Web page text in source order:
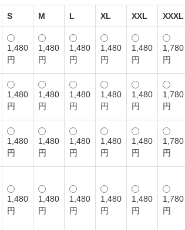
S M L XL XXL XXXL
1,480
円
1,480
円
1,480
円
1,480
円
1,480
円
1,780
円
1,480
円
1,480
円
1,480
円
1,480
円
1,480
円
1,780
円
1,480
円
1,480
円
1,480
円
1,480
円
1,480
円
1,780
円
1,480
円
1,480
円
1,480
円
1,480
円
1,480
円
1,780
円